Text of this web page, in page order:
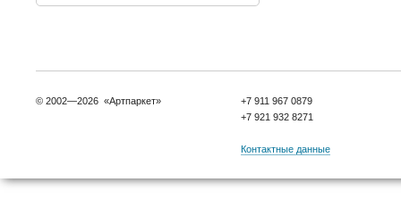
© 2002—2026 «Артпаркет»
+7 911 967 0879
+7 921 932 8271
Контактные данные